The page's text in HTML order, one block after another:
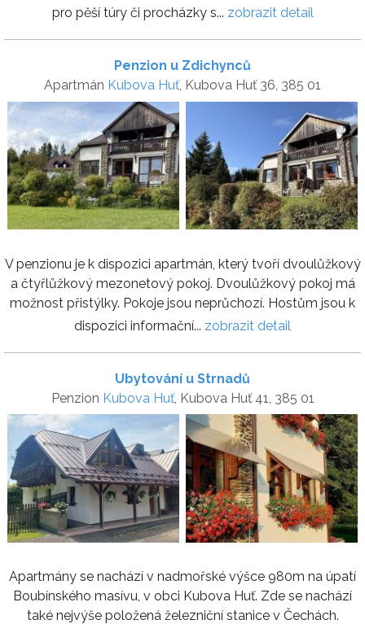
pro pěší túry či procházky s... zobrazit detail
Penzion u Zdichynců
Apartmán Kubova Huť, Kubova Huť 36, 385 01
V penzionu je k dispozici apartmán, který tvoří dvoulůžkový
a čtyřlůžkový mezonetový pokoj. Dvoulůžkový pokoj má
možnost přistýlky. Pokoje jsou neprůchozí. Hostům jsou k
dispozici informační... zobrazit detail
Ubytování u Strnadů
Penzion Kubova Huť, Kubova Huť 41, 385 01
Apartmány se nachází v nadmořské výšce 980m na úpatí
Boubínského masívu, v obci Kubova Huť. Zde se nachází
také nejvýše položená železniční stanice v Čechách.